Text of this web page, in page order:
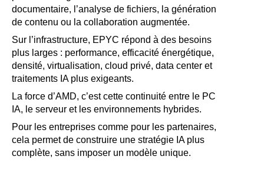
documentaire, l’analyse de fichiers, la génération
de contenu ou la collaboration augmentée.
Sur l’infrastructure, EPYC répond à des besoins
plus larges : performance, efficacité énergétique,
densité, virtualisation, cloud privé, data center et
traitements IA plus exigeants.
La force d’AMD, c’est cette continuité entre le PC
IA, le serveur et les environnements hybrides.
Pour les entreprises comme pour les partenaires,
cela permet de construire une stratégie IA plus
complète, sans imposer un modèle unique.